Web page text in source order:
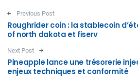
Post navigation
Previous Post
Roughrider coin : la stablecoin
of north dakota et fiserv
Next Post
Pineapple lance une trésorerie
enjeux techniques et conformité